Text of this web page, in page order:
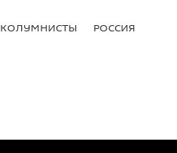
КОЛУМНИСТЫ РОССИЯ